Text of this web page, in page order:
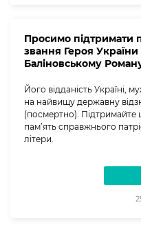
Просимо підтримати
звання Героя
Баліновському
Його відданість Україні,
на найвищу державну
(посмертно).
пам’ять справжнього
літери.